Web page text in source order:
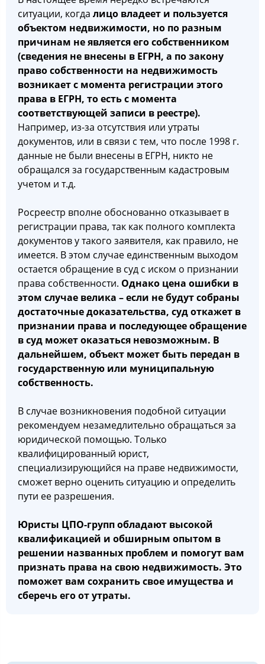
ситуации, когда лицо владеет и пользуется
объектом недвижимости, но по разным
причинам не является его собственником
(сведения не внесены в ЕГРН, а по закону
право собственности на недвижимость
возникает с момента регистрации этого
права в ЕГРН, то есть с момента
соответствующей записи в реестре).
Например, из-за отсутствия или утраты
документов, или в связи с тем, что после 1998 г.
данные не были внесены в ЕГРН, никто не
обращался за государственным кадастровым
учетом и т.д.
Росреестр вполне обоснованно отказывает в
регистрации права, так как полного комплекта
документов у такого заявителя, как правило, не
имеется. В этом случае единственным выходом
остается обращение в суд с иском о признании
права собственности. Однако цена ошибки в
этом случае велика – если не будут собраны
достаточные доказательства, суд откажет в
признании права и последующее обращение
в суд может оказаться невозможным. В
дальнейшем, объект может быть передан в
государственную или муниципальную
собственность.
В случае возникновения подобной ситуации
рекомендуем незамедлительно обращаться за
юридической помощью. Только
квалифицированный юрист,
специализирующийся на праве недвижимости,
сможет верно оценить ситуацию и определить
пути ее разрешения.
Юристы ЦПО-групп обладают высокой
квалификацией и обширным опытом в
решении названных проблем и помогут вам
признать права на свою недвижимость. Это
поможет вам сохранить свое имущества и
сберечь его от утраты.